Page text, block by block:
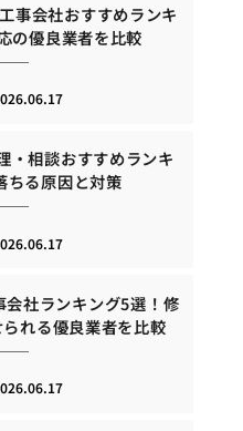
事会社おすすめランキ
の優良業者を比較
・相談おすすめランキ
ちる原因と対策
社ランキング5選！修
れる優良業者を比較